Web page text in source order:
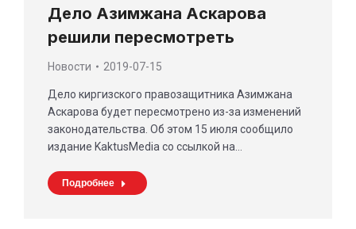
Дело Азимжана Аскарова
решили пересмотреть
Новости 2019-07-15
Дело киргизского правозащитника Азимжана
Аскарова будет пересмотрено из-за изменений
законодательства. Об этом 15 июля сообщило
издание KaktusMedia со ссылкой на…
Подробнее